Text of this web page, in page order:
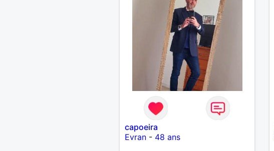
capoeira
Evran- 48 ans